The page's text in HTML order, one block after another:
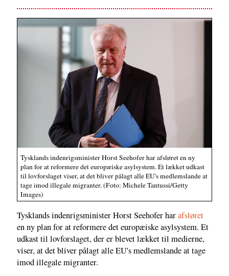
Tysklands indenrigsminister Horst Seehofer har afsløret en ny
plan for at reformere det europæiske asylsystem. Et lækket udkast
til lovforslaget viser, at det bliver pålagt alle EU's medlemslande at
tage imod illegale migranter. (Foto: Michele Tantussi/Getty
Images)
Tysklands indenrigsminister Horst Seehofer harafsløret
en ny plan for at reformere det europæiske asylsystem. Et
udkast til lovforslaget, der er blevet lækket til medierne,
viser, at det bliver pålagt alle EU's medlemslande at tage
imod illegale migranter.